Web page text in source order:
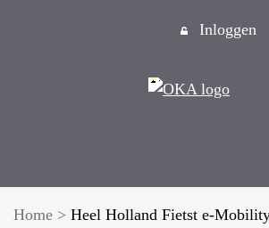
Inloggen
Home > Heel Holland Fietst e-